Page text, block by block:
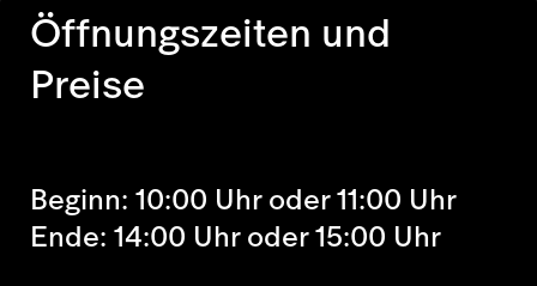
Öffnungszeiten und
Preise
Beginn: 10:00 Uhr oder 11:00 Uhr
Ende: 14:00 Uhr oder 15:00 Uhr